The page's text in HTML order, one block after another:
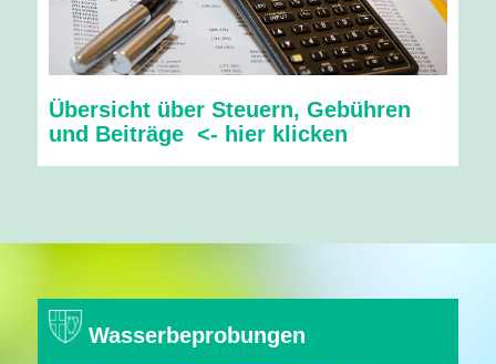
Übersicht über Steuern, Gebühren
und Beiträge<- hier klicken
Wasserbeprobungen